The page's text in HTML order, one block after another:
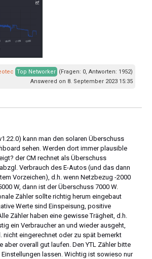
Top Networker (Fragen: 0, Antworten: 1952)
Answered on 8. September 2023 15:35
kann man den solaren Überschuss
sehen. Werden dort immer plausible
der CM rechnet als Überschuss
Verbrauch des E-Autos (und das dann
Vorzeichen), d.h. wenn Netzbezug -2000
W, dann ist der Überschuss 7000 W.
Zähler sollte richtig herum eingebaut
Werte sind Einspeisung, positive
Zähler haben eine gewisse Trägheit, d.h.
ein Verbraucher an und wieder ausgeht,
nicht eingerechnet oder zu spät bemerkt
aber overall gut laufen. Den YTL Zähler bitte
lassen. Wichtig ist sowieso nur